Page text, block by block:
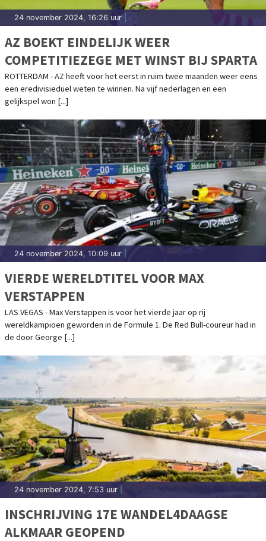
24 november 2024, 16:26 uur
AZ BOEKT EINDELIJK WEER
COMPETITIEZEGE MET WINST BIJ SPARTA
ROTTERDAM - AZ heeft voor het eerst in ruim twee maanden weer eens
een eredivisieduel weten te winnen. Na vijf nederlagen en een
gelijkspel won [...]
24 november 2024, 10:09 uur
VIERDE WERELDTITEL VOOR MAX
VERSTAPPEN
LAS VEGAS - Max Verstappen is voor het vierde jaar op rij
wereldkampioen geworden in de Formule 1. De Red Bull-coureur had in
de door George [...]
24 november 2024, 7:53 uur
INSCHRIJVING 17E WANDEL4DAAGSE
ALKMAAR GEOPEND